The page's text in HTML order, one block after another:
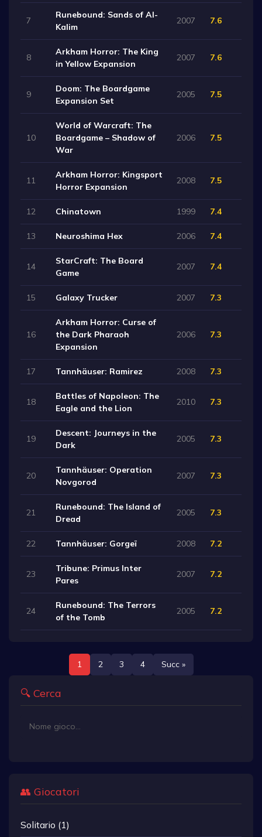
7
Runebound: Sands of Al-
Kalim
2007 7.6
8
Arkham Horror: The King
in Yellow Expansion
2007 7.6
9
Doom: The Boardgame
Expansion Set
2005 7.5
10
World of Warcraft: The
Boardgame – Shadow of
War
2006 7.5
11
Arkham Horror: Kingsport
Horror Expansion
2008 7.5
12 Chinatown 1999 7.4
13 Neuroshima Hex 2006 7.4
14
StarCraft: The Board
Game
2007 7.4
15 Galaxy Trucker 2007 7.3
16
Arkham Horror: Curse of
the Dark Pharaoh
Expansion
2006 7.3
17 Tannhäuser: Ramirez 2008 7.3
18
Battles of Napoleon: The
Eagle and the Lion
2010 7.3
19
Descent: Journeys in the
Dark
2005 7.3
20
Tannhäuser: Operation
Novgorod
2007 7.3
21
Runebound: The Island of
Dread
2005 7.3
22 Tannhäuser: Gorgeï 2008 7.2
23
Tribune: Primus Inter
Pares
2007 7.2
24
Runebound: The Terrors
of the Tomb
2005 7.2
1 2 3 4 Succ »
🔍 Cerca
👥 Giocatori
Solitario (1)